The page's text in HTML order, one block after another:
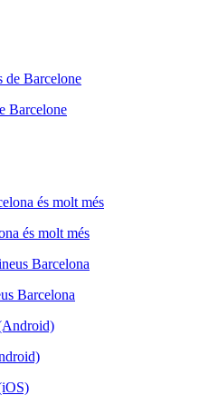
Barcelone
és molt més
Barcelona